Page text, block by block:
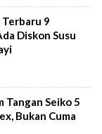
9
Diskon Susu
Tangan Seiko 5
Bukan Cuma